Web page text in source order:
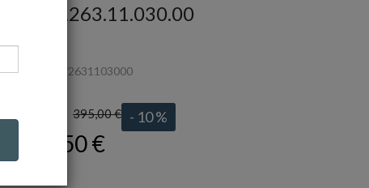
T137.263.11.030.00
T1372631103000
395,00 € - 10 %
355,50 €